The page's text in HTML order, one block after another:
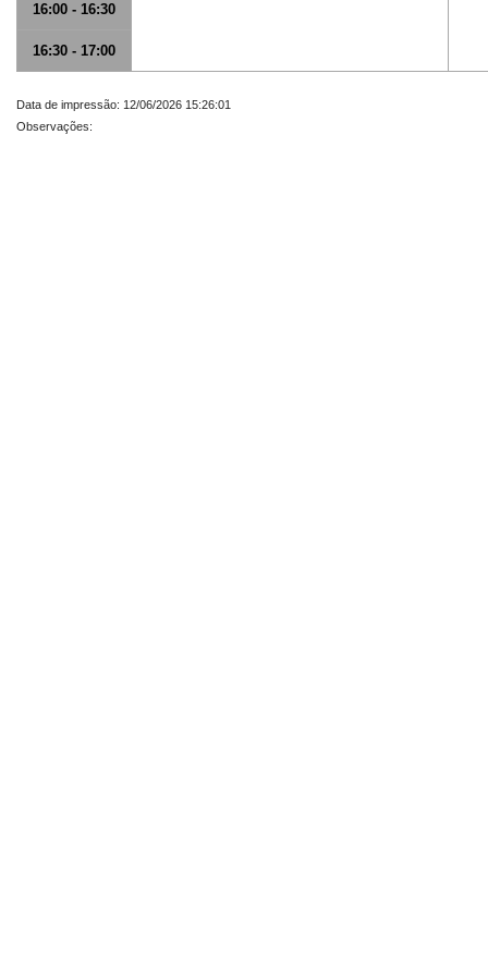
16:00 - 16:30
16:30 - 17:00
Data de impressão: 12/06/2026 15:26:01
Observações: